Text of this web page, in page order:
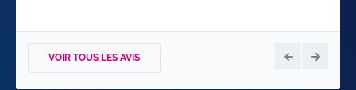
VOIR TOUS LES AVIS